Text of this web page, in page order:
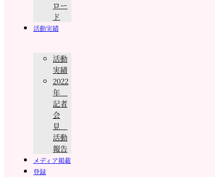
ロー
ド
活動実績
活動
実績
2022
年
記者
会
見
活動
報告
メディア掲載
登録